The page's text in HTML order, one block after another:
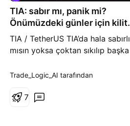
TIA: sabır mı, panik mi?
Önümüzdeki günler için kilit
seviyeler!
TIA / TetherUS TIA’da hala sabırlı
mısın yoksa çoktan sıkılıp başka
piyasada altcoin’lere para akışı
belirsizlik de risk iştahını
Trade_Logic_AI tarafından
7